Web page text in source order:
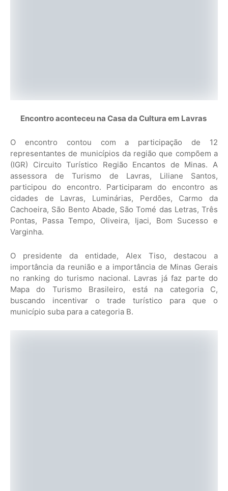
Encontro aconteceu na Casa da Cultura em Lavras
O encontro contou com a participação de 12
representantes de municípios da região que compõem a
(IGR) Circuito Turístico Região Encantos de Minas. A
assessora de Turismo de Lavras, Liliane Santos,
participou do encontro. Participaram do encontro as
cidades de Lavras, Luminárias, Perdões, Carmo da
Cachoeira, São Bento Abade, São Tomé das Letras, Três
Pontas, Passa Tempo, Oliveira, Ijaci, Bom Sucesso e
Varginha.
O presidente da entidade, Alex Tiso, destacou a
importância da reunião e a importância de Minas Gerais
no ranking do turismo nacional. Lavras já faz parte do
Mapa do Turismo Brasileiro, está na categoria C,
buscando incentivar o trade turístico para que o
município suba para a categoria B.